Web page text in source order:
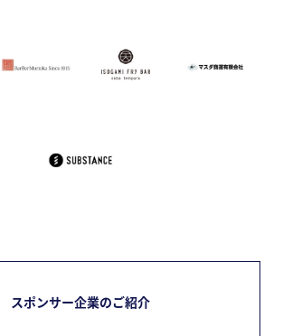
スポンサー企業のご紹介